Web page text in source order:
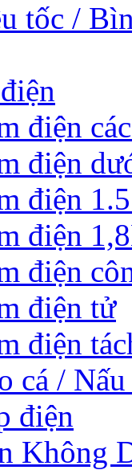
tốc /
điện
điện
điện
điện
điện
điện tử
điện
cá / Nấu
điện
Không